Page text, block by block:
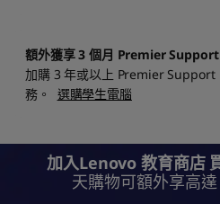
額外獲享 3 個月 Premier Support
加購 3 年或以上 Premier Support
務。
選購學生電腦
加入Lenovo 教育商店
天購物可額外享高達